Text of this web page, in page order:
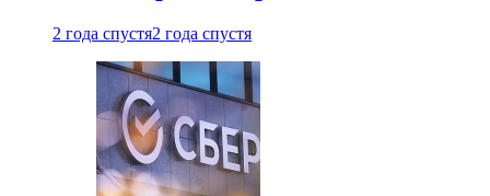
2 года спустя2 года спустя